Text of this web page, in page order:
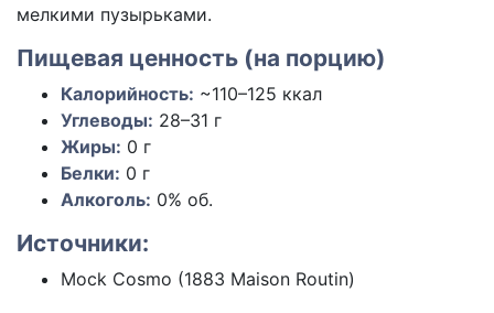
мелкими пузырьками.
Пищевая ценность (на порцию)
Калорийность: ~110–125 ккал
Углеводы: 28–31 г
Жиры: 0 г
Белки: 0 г
Алкоголь: 0% об.
Источники:
Mock Cosmo (1883 Maison Routin)